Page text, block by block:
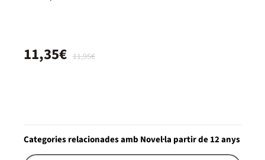
11,95€
11,35€
Categories relacionades amb Novel·la partir de 12 anys